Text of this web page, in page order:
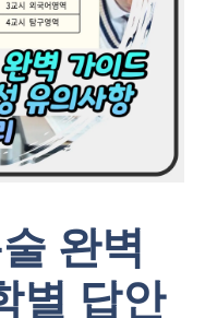
완벽
별 답안